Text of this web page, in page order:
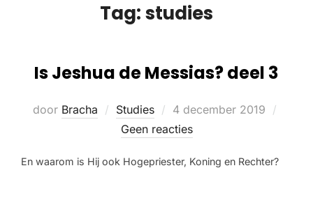
Tag:studies
Is Jeshua de Messias? deel 3
door Bracha Studies
4 december 2019
Geen reacties
En waarom is Hij ook Hogepriester, Koning en Rechter?